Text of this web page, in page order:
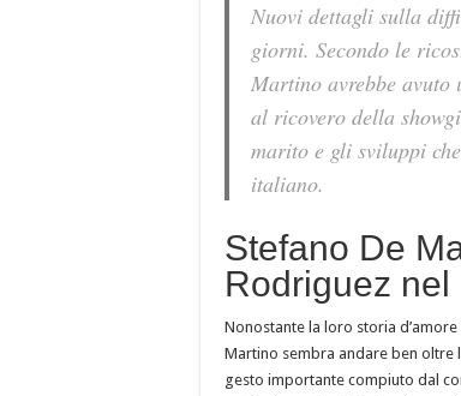
Nuovi dettagli sulla
giorni. Secondo le
Martino avrebbe avuto
al ricovero della
marito e gli sviluppi
italiano.
Stefano De
Rodriguez
Nonostante la loro storia
Martino sembra andare ben oltre
gesto importante compiuto dal